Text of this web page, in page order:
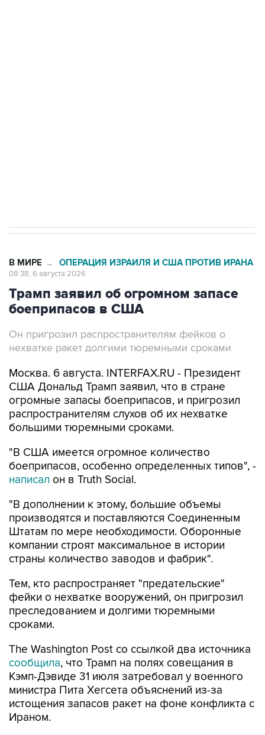
В МИРЕ → ОПЕРАЦИЯ ИЗРАИЛЯ И США ПРОТИВ ИРАНА
08:38, 6 августа 2026
Трамп заявил об огромном запасе
боеприпасов в США
Он пригрозил распространителям фейков о
нехватке ракет долгими тюремными сроками
Москва. 6 августа. INTERFAX.RU - Президент
США Дональд Трамп заявил, что в стране
огромные запасы боеприпасов, и пригрозил
распространителям слухов об их нехватке
большими тюремными сроками.
"В США имеется огромное количество
боеприпасов, особенно определенных типов", -
написал он в Truth Social.
"В дополнении к этому, большие объемы
производятся и поставляются Соединенным
Штатам по мере необходимости. Оборонные
компании строят максимальное в истории
страны количество заводов и фабрик".
Тем, кто распространяет "предательские"
фейки о нехватке вооружений, он пригрозил
преследованием и долгими тюремными
сроками.
The Washington Post со ссылкой два источника
сообщила, что Трамп на полях совещания в
Кэмп-Дэвиде 31 июля затребовал у военного
министра Пита Хегсета объяснений из-за
истощения запасов ракет на фоне конфликта с
Ираном.